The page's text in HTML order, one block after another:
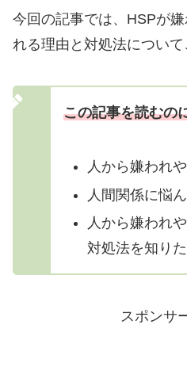
今回の記事では、HSPが
れる理由と対処法について
この記事を読むの
人から嫌われ
人間関係に悩
人から嫌われ
対処法を知り
スポンサ